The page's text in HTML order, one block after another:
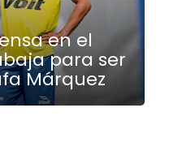
en el
para ser
Márquez